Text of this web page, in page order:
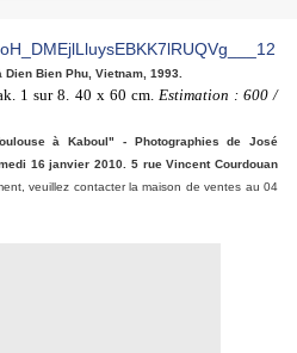
Bien Phu, Vietnam, 1993.
1 sur 8. 40 x 60 cm. Estimation : 600 /
à Kaboul" - Photographies de José
16 janvier 2010. 5 rue Vincent Courdouan
veuillez contacter la maison de ventes au 04